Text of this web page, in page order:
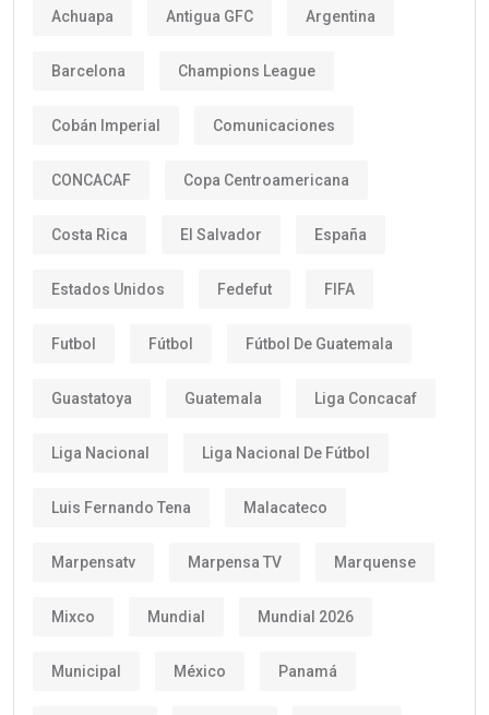
Achuapa Antigua GFC Argentina
Barcelona Champions League
Cobán Imperial Comunicaciones
CONCACAF Copa Centroamericana
Costa Rica El Salvador España
Estados Unidos Fedefut FIFA
Futbol Fútbol Fútbol De Guatemala
Guastatoya Guatemala Liga Concacaf
Liga Nacional Liga Nacional De Fútbol
Luis Fernando Tena Malacateco
Marpensatv Marpensa TV Marquense
Mixco Mundial Mundial 2026
Municipal México Panamá